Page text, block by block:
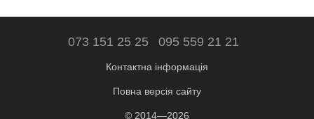
073 151 25 25 095 559 21 21
Контактна інформація
Повна версія сайту
© 2014—2026